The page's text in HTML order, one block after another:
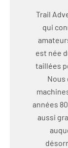
Trail
qui
est née
taillées
Nous
années
aussi